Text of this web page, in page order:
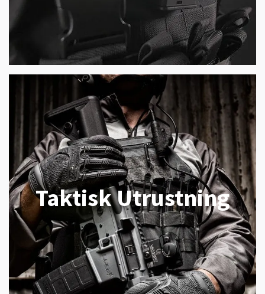
Taktisk Utrustning